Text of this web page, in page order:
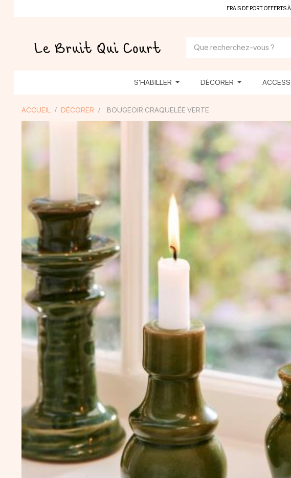
FRAIS DE PORT
S'HABILLER DÉCORER
ACCUEIL DÉCORER BOUGEOIR CRAQUELÉE VERTE